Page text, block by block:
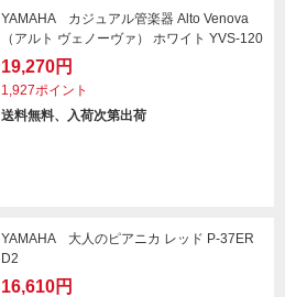
YAMAHA カジュアル管楽器 Alto Venova
（アルト ヴェノーヴァ） ホワイト YVS-120
19,270円
1,927ポイント
送料無料、入荷次第出荷
YAMAHA 大人のピアニカ レッド P-37ER
D2
16,610円